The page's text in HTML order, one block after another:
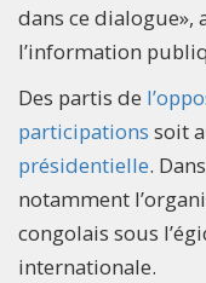
dans ce dialogue»,
l’information
Des partis de
participations soit
présidentielle.
notamment
congolais sous
internationale.